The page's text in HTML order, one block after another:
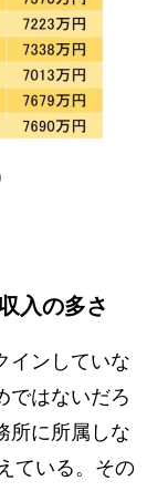
入の多さ
インしていな
ではないだろ
所に所属しな
ている。その